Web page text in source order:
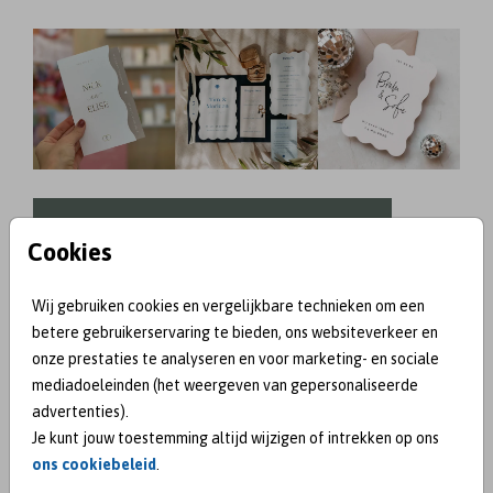
Cookies
Wij gebruiken cookies en vergelijkbare technieken om een
betere gebruikerservaring te bieden, ons websiteverkeer en
onze prestaties te analyseren en voor marketing- en sociale
mediadoeleinden (het weergeven van gepersonaliseerde
advertenties).
Je kunt jouw toestemming altijd wijzigen of intrekken op ons
ons cookiebeleid
Trouwkaarten trend 5: Kies voor
kleur!
Yes, je leest het goed! Steeds meer bruidsparen
durven het aan om te kiezen voor de color
blocking trend. In 2025 zag je deze trend van kleuren